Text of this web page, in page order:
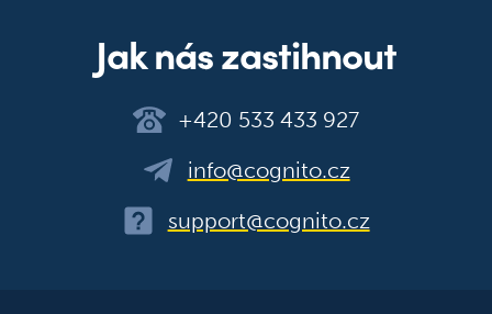
Jak nás zastihnout
+420 533 433 927
info@cognito.cz
support@cognito.cz